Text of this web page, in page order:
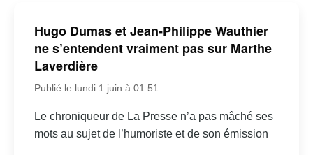
Hugo Dumas et Jean-Philippe Wauthier
ne s’entendent vraiment pas sur Marthe
Laverdière
Publié le lundi 1 juin à 01:51
Le chroniqueur de La Presse n’a pas mâché ses
mots au sujet de l’humoriste et de son émission